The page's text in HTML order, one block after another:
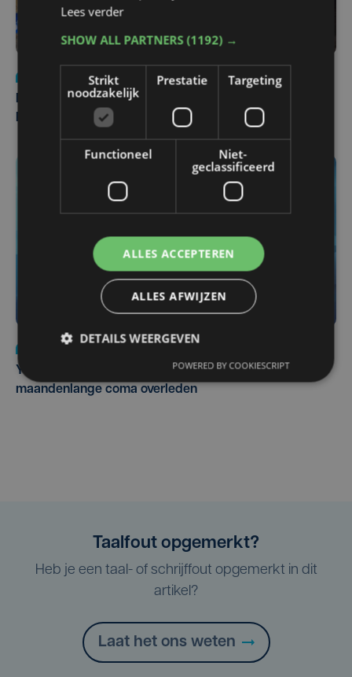
di 4 augustus | 09:32
Man en vrouw dood aangetroffen in woning in Sint-
Pieters Brugge
Nieuws
Yaro (19), slachtoffer van vechtpartij, is na
maandenlange coma overleden
Taalfout opgemerkt?
Heb je een taal- of schrijffout opgemerkt in dit
artikel?
Laat het ons weten
Lees verder
SHOW ALL PARTNERS(1192) →
Strikt
noodzakelijk
Prestatie Targeting
Functioneel
Niet-
geclassificeerd
ALLES ACCEPTEREN
ALLES AFWIJZEN
DETAILS WEERGEVEN
POWERED BY COOKIESCRIPT